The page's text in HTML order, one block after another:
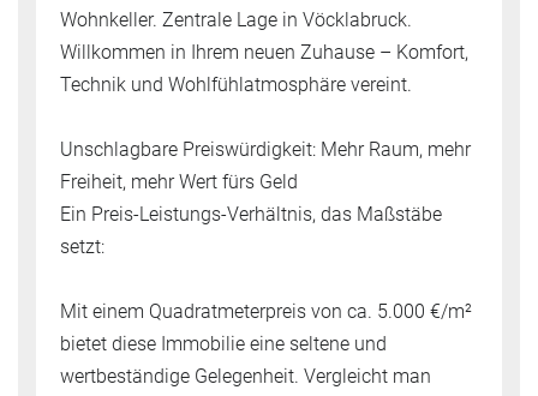
Wohnkeller. Zentrale Lage in Vöcklabruck.
Willkommen in Ihrem neuen Zuhause – Komfort,
Technik und Wohlfühlatmosphäre vereint.
Unschlagbare Preiswürdigkeit: Mehr Raum, mehr
Freiheit, mehr Wert fürs Geld
Ein Preis-Leistungs-Verhältnis, das Maßstäbe
setzt:
Mit einem Quadratmeterpreis von ca. 5.000 €/m²
bietet diese Immobilie eine seltene und
wertbeständige Gelegenheit. Vergleicht man